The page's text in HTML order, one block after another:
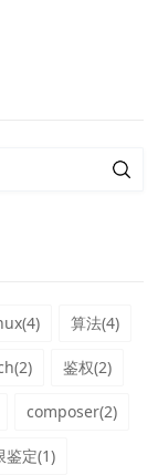
算法(4)
鉴权(2)
composer(2)
鉴定(1)